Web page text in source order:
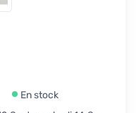
En stock